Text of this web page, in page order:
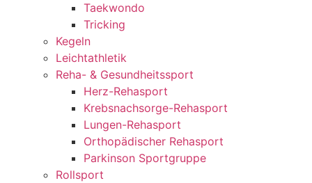
Taekwondo
Tricking
Kegeln
Leichtathletik
Reha- & Gesundheitssport
Herz-Rehasport
Krebsnachsorge-Rehasport
Lungen-Rehasport
Orthopädischer Rehasport
Parkinson Sportgruppe
Rollsport